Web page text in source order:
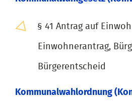
§ 41 Antrag auf
Einwohnerantrag,
Bürgerentscheid
Kommunalwahlordnung